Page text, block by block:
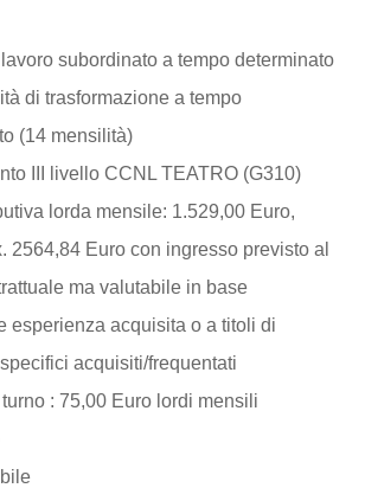
subordinato a tempo determinato
di trasformazione a tempo
(14 mensilità)
III livello CCNL TEATRO (G310)
lorda mensile: 1.529,00 Euro,
2564,84 Euro con ingresso previsto al
ma valutabile in base
esperienza acquisita o a titoli di
acquisiti/frequentati
turno : 75,00 Euro lordi mensili